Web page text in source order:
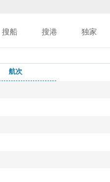
搜船 搜港 独家
航次